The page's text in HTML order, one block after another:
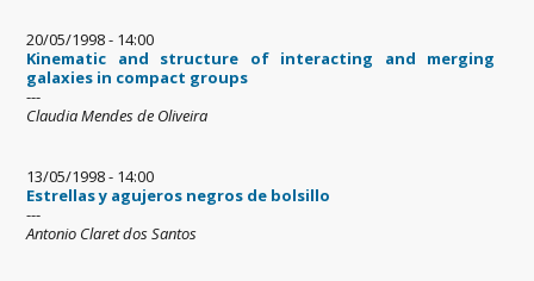
20/05/1998 - 14:00
Kinematic and structure of interacting and merging
galaxies in compact groups
---
Claudia Mendes de Oliveira
13/05/1998 - 14:00
Estrellas y agujeros negros de bolsillo
---
Antonio Claret dos Santos